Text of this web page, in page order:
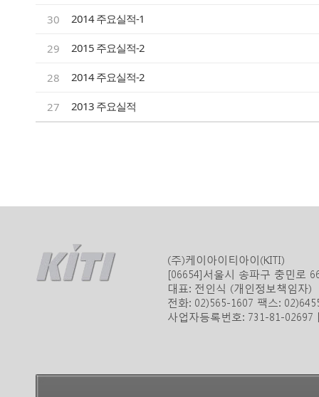
30 2014 주요실적-1
29 2015 주요실적-2
28 2014 주요실적-2
27 2013 주요실적
(주)케이아이티아이(KITI)
[06654]서울시 송파구 충민로
대표: 전인식 (개인정보책임자)
전화: 02)565-1607 팩스:
사업자등록번호: 731-81-